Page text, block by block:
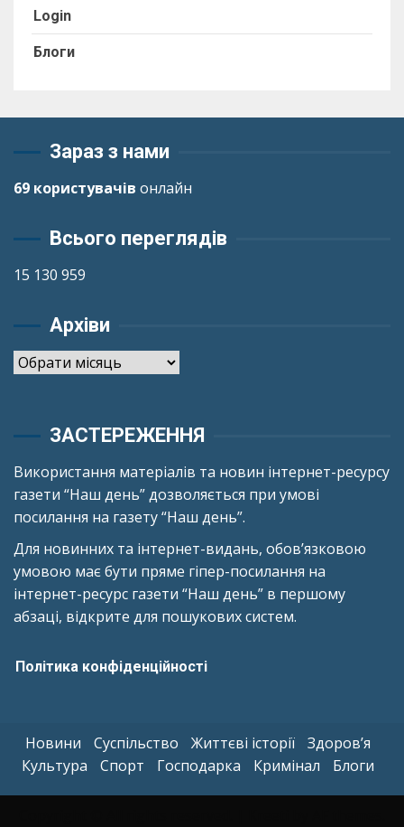
Login
Блоги
Зараз з нами
69 користувачів онлайн
Всього переглядів
15 130 959
Архіви
Архіви
ЗАСТЕРЕЖЕННЯ
Використання матеріалів та новин інтернет-ресурсу
газети “Наш день” дозволяється при умові
посилання на газету “Наш день”.
Для новинних та інтернет-видань, обов’язковою
умовою має бути пряме гіпер-посилання на
інтернет-ресурс газети “Наш день” в першому
абзаці, відкрите для пошукових систем.
Політика конфіденційності
Новини Суспільство Життєві історії
Здоров’я
Культура
Спорт Господарка Кримінал Блоги